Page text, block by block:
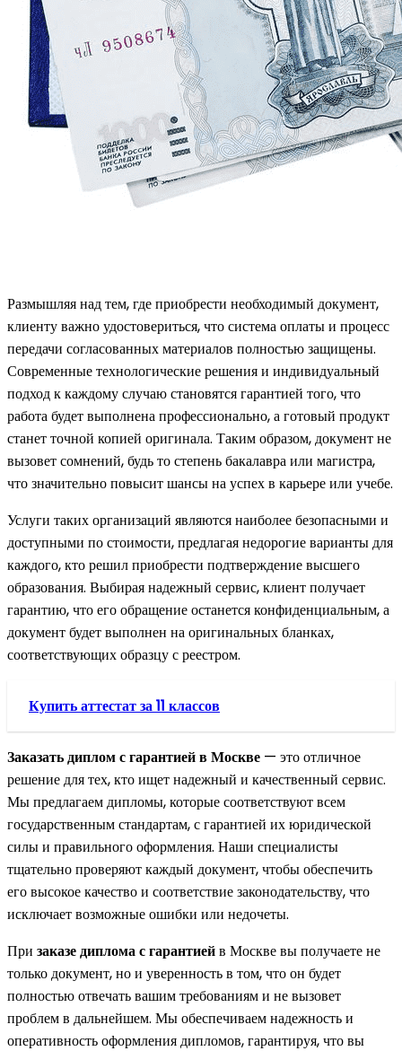
Размышляя над тем, где приобрести необходимый документ,
клиенту важно удостовериться, что система оплаты и процесс
передачи согласованных материалов полностью защищены.
Современные технологические решения и индивидуальный
подход к каждому случаю становятся гарантией того, что
работа будет выполнена профессионально, а готовый продукт
станет точной копией оригинала. Таким образом, документ не
вызовет сомнений, будь то степень бакалавра или магистра,
что значительно повысит шансы на успех в карьере или учебе.
Услуги таких организаций являются наиболее безопасными и
доступными по стоимости, предлагая недорогие варианты для
каждого, кто решил приобрести подтверждение высшего
образования. Выбирая надежный сервис, клиент получает
гарантию, что его обращение останется конфиденциальным, а
документ будет выполнен на оригинальных бланках,
соответствующих образцу с реестром.
Купить аттестат за 11 классов
Заказать диплом с гарантией в Москве — это отличное
решение для тех, кто ищет надежный и качественный сервис.
Мы предлагаем дипломы, которые соответствуют всем
государственным стандартам, с гарантией их юридической
силы и правильного оформления. Наши специалисты
тщательно проверяют каждый документ, чтобы обеспечить
его высокое качество и соответствие законодательству, что
исключает возможные ошибки или недочеты.
При заказе диплома с гарантиейв Москве вы получаете не
только документ, но и уверенность в том, что он будет
полностью отвечать вашим требованиям и не вызовет
проблем в дальнейшем. Мы обеспечиваем надежность и
оперативность оформления дипломов, гарантируя, что вы